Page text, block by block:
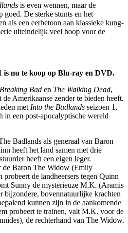
is even wennen, maar de
goed. De sterke stunts en het
als een eerbetoon aan klassieke kung-
uiteindelijk veel hoop voor de
is nu te koop op Blu-ray en DVD.
Breaking Bad en The Walking Dead,
Amerikaanse zender te bieden heeft.
met Into the Badlands seizoen 1,
in een post-apocalyptische wereld
Badlands als generaal van Baron
heeft het land samen met drie
heeft een eigen leger.
de Baron The Widow (Emily
de landheersers tegen Quinn
Sunny de mysterieuze M.K. (Aramis
bovennatuurlijke krachten
kunnen zijn in de aankomende
probeert te trainen, valt M.K. voor de
de rechterhand van The Widow.